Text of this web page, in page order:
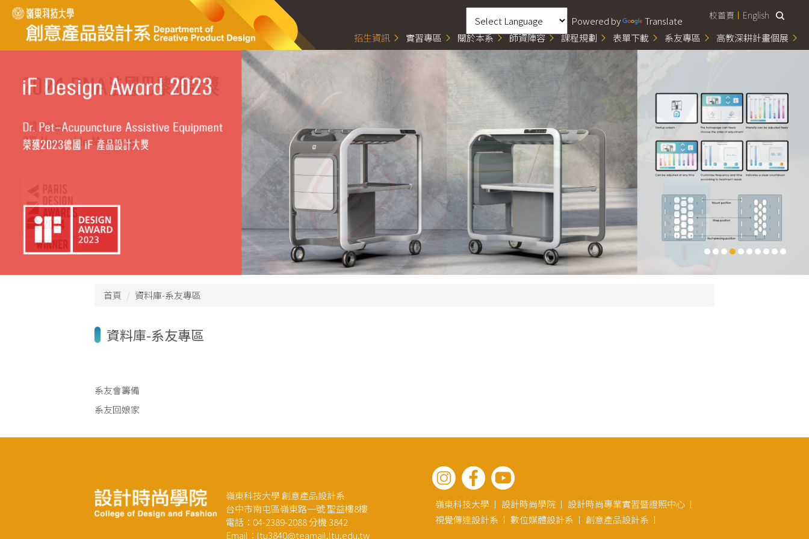
跳
到
要
Powered by Translate 校首頁 English
招生資訊 實習專區 關於本系 師資陣容 課程規劃 表單下載 系友專區 高教深耕計畫個展
首頁 資料庫-系友專區
資料庫-系友專區
系友會籌備
系友回娘家
嶺東科技大學 創意產品設計系
台中市南屯區嶺東路一號 聖益樓8樓
電話：04-2389-2088 分機 3842
Email：ltu3840@teamail.ltu.edu.tw
嶺東科技大學 設計時尚學院
設計時尚專業實習暨證照中心
視覺傳達設計系
數位媒體設計系
創意產品設計系